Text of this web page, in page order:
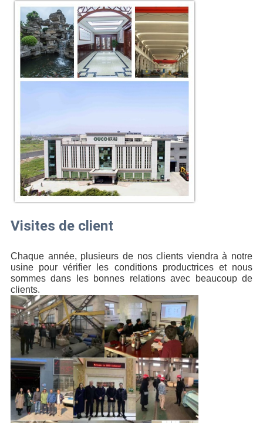
Visites de client
Chaque année, plusieurs de nos clients viendra à notre
usine pour vérifier les conditions productrices et nous
sommes dans les bonnes relations avec beaucoup de
clients.